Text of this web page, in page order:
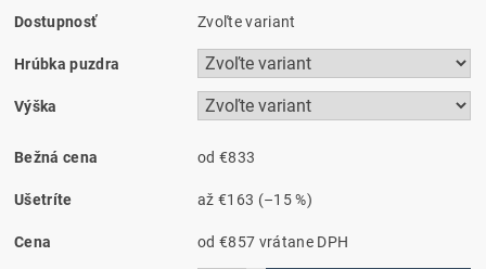
Dostupnosť Zvoľte variant
Hrúbka puzdra
Výška
Bežná cena od €833
Ušetríte až€163 (–15 %)
Cena od €857 vrátane DPH